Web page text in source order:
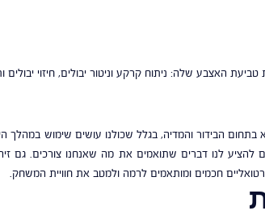
האצבע שלה: ניתוח קרקע וניטור יבולים, חיזוי יבולים
בתחום הבידור והמדיה, בגלל שכולנו עושים שימוש
להציע לנו דברים שתואמים את מה שאנחנו צורכים. גם
חכמים ומותאמים לרמה ולמטב את חוויית המשחק.